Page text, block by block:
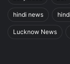
hindi news
Lucknow News